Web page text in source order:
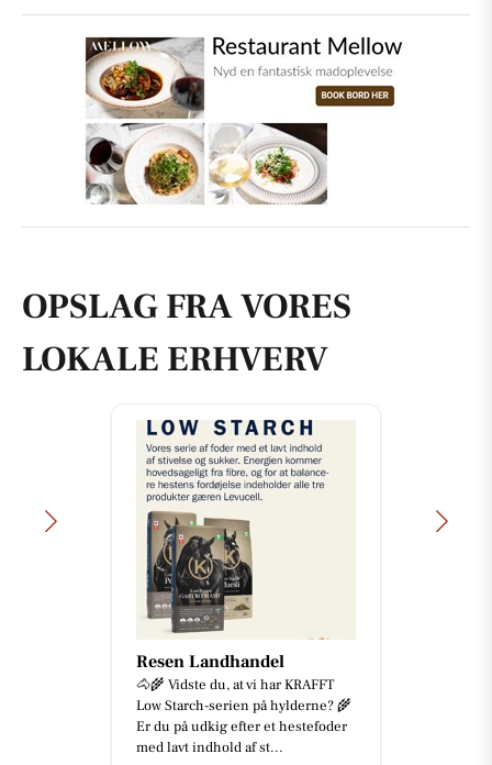
OPSLAG FRA VORES
LOKALE ERHVERV
Resen Landhandel
🐴🌾 Vidste du, at vi har KRAFFT
Low Starch-serien på hylderne? 🌾
Er du på udkig efter et hestefoder
med lavt indhold af st...